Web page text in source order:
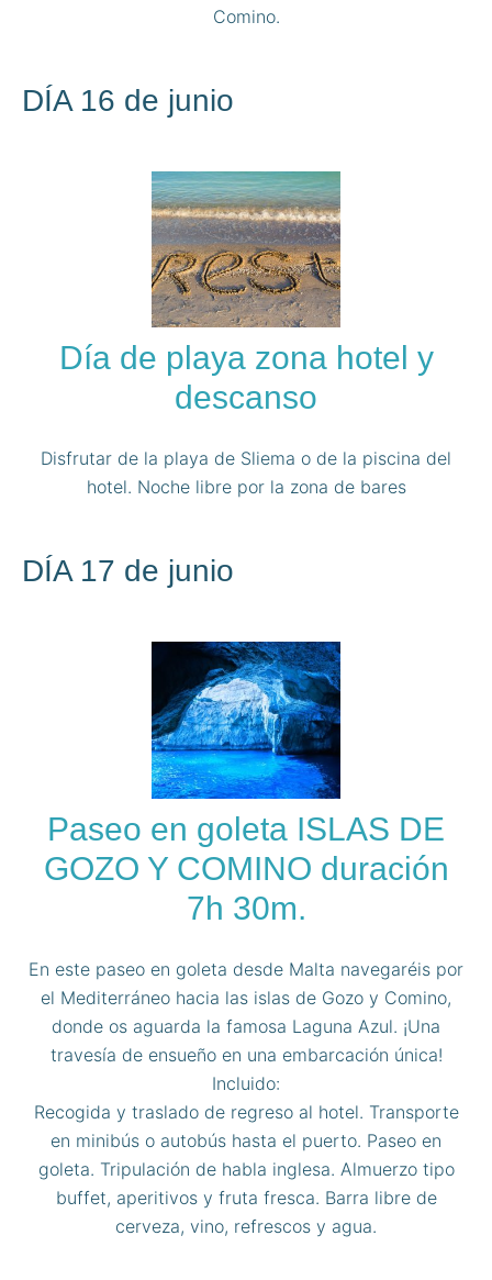
Comino.
DÍA 16 de junio
Día de playa zona hotel y
descanso
Disfrutar de la playa de Sliema o de la piscina del
hotel. Noche libre por la zona de bares
DÍA 17 de junio
Paseo en goleta ISLAS DE
GOZO Y COMINO duración
7h 30m.
En este paseo en goleta desde Malta navegaréis por
el Mediterráneo hacia las islas de Gozo y Comino,
donde os aguarda la famosa Laguna Azul. ¡Una
travesía de ensueño en una embarcación única!
Incluido:
Recogida y traslado de regreso al hotel. Transporte
en minibús o autobús hasta el puerto. Paseo en
goleta. Tripulación de habla inglesa. Almuerzo tipo
buffet, aperitivos y fruta fresca. Barra libre de
cerveza, vino, refrescos y agua.